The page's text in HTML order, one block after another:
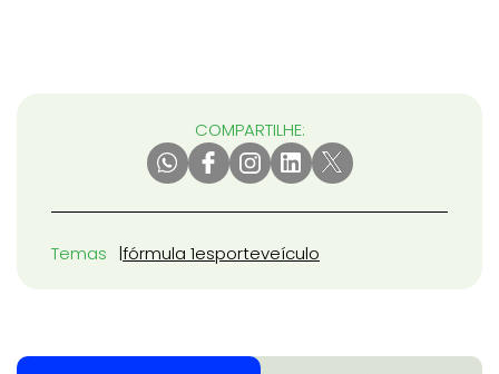
COMPARTILHE:
Temas fórmula 1esporteveículo